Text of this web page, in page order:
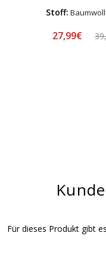
Stoff:
27,99€
Für dieses Produkt gibt